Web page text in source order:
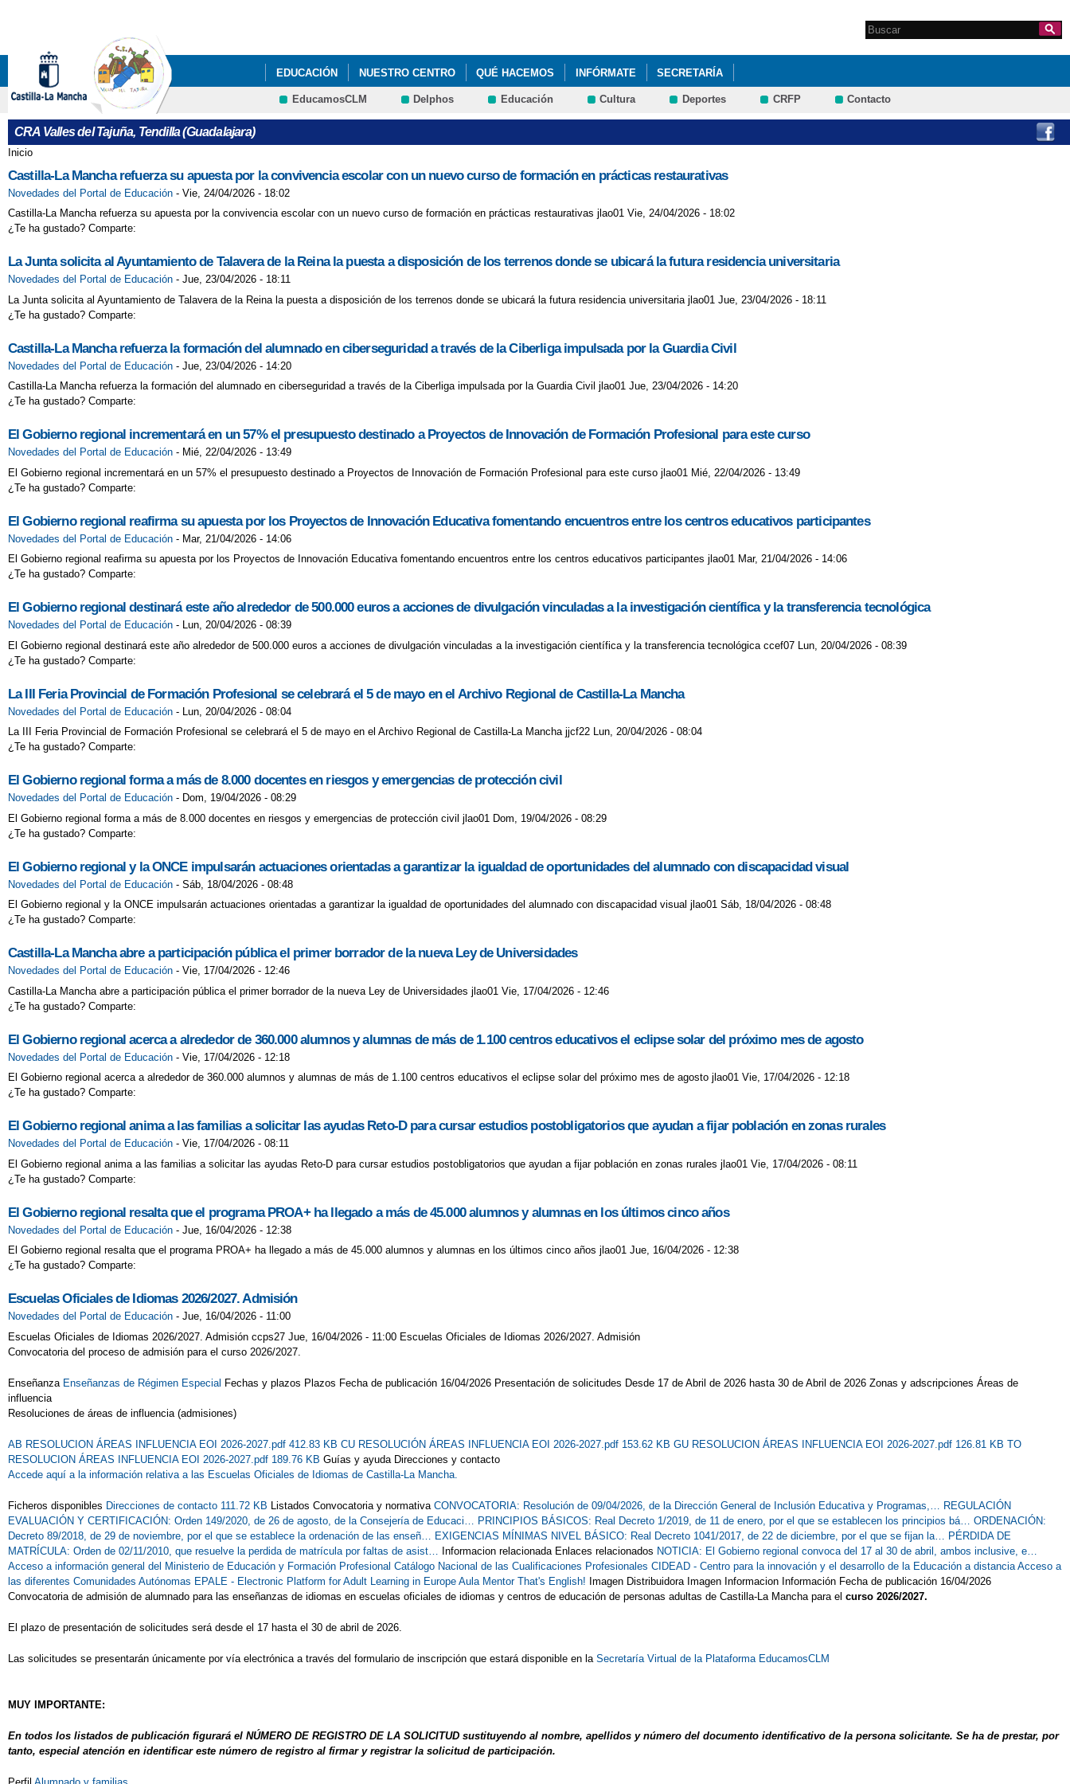
Formulario de
Search this site
EDUCACIÓN NUESTRO CENTRO QUÉ HACEMOS INFÓRMATE SECRETARÍA
EducamosCLM Delphos Educación Cultura Deportes CRFP Contacto
CRA Valles del Tajuña, Tendilla (Guadalajara)
Se encuentra usted aquí
Inicio
Castilla-La Mancha refuerza su apuesta por la convivencia escolar con un nuevo curso de formación en prácticas restaurativas
Novedades del Portal de Educación - Vie, 24/04/2026 - 18:02
Castilla-La Mancha refuerza su apuesta por la convivencia escolar con un nuevo curso de formación en prácticas restaurativas jlao01 Vie, 24/04/2026 - 18:02
¿Te ha gustado? Comparte:
La Junta solicita al Ayuntamiento de Talavera de la Reina la puesta a disposición de los terrenos donde se ubicará la futura residencia universitaria
Novedades del Portal de Educación - Jue, 23/04/2026 - 18:11
La Junta solicita al Ayuntamiento de Talavera de la Reina la puesta a disposición de los terrenos donde se ubicará la futura residencia universitaria jlao01 Jue, 23/04/2026 - 18:11
¿Te ha gustado? Comparte:
Castilla-La Mancha refuerza la formación del alumnado en ciberseguridad a través de la Ciberliga impulsada por la Guardia Civil
Novedades del Portal de Educación - Jue, 23/04/2026 - 14:20
Castilla-La Mancha refuerza la formación del alumnado en ciberseguridad a través de la Ciberliga impulsada por la Guardia Civil jlao01 Jue, 23/04/2026 - 14:20
¿Te ha gustado? Comparte:
El Gobierno regional incrementará en un 57% el presupuesto destinado a Proyectos de Innovación de Formación Profesional para este curso
Novedades del Portal de Educación - Mié, 22/04/2026 - 13:49
El Gobierno regional incrementará en un 57% el presupuesto destinado a Proyectos de Innovación de Formación Profesional para este curso jlao01 Mié, 22/04/2026 - 13:49
¿Te ha gustado? Comparte:
El Gobierno regional reafirma su apuesta por los Proyectos de Innovación Educativa fomentando encuentros entre los centros educativos participantes
Novedades del Portal de Educación - Mar, 21/04/2026 - 14:06
El Gobierno regional reafirma su apuesta por los Proyectos de Innovación Educativa fomentando encuentros entre los centros educativos participantes jlao01 Mar, 21/04/2026 - 14:06
¿Te ha gustado? Comparte:
El Gobierno regional destinará este año alrededor de 500.000 euros a acciones de divulgación vinculadas a la investigación científica y la transferencia tecnológica
Novedades del Portal de Educación - Lun, 20/04/2026 - 08:39
El Gobierno regional destinará este año alrededor de 500.000 euros a acciones de divulgación vinculadas a la investigación científica y la transferencia tecnológica ccef07 Lun, 20/04/2026 - 08:39
¿Te ha gustado? Comparte:
La III Feria Provincial de Formación Profesional se celebrará el 5 de mayo en el Archivo Regional de Castilla-La Mancha
Novedades del Portal de Educación - Lun, 20/04/2026 - 08:04
La III Feria Provincial de Formación Profesional se celebrará el 5 de mayo en el Archivo Regional de Castilla-La Mancha jjcf22 Lun, 20/04/2026 - 08:04
¿Te ha gustado? Comparte:
El Gobierno regional forma a más de 8.000 docentes en riesgos y emergencias de protección civil
Novedades del Portal de Educación - Dom, 19/04/2026 - 08:29
El Gobierno regional forma a más de 8.000 docentes en riesgos y emergencias de protección civil jlao01 Dom, 19/04/2026 - 08:29
¿Te ha gustado? Comparte:
El Gobierno regional y la ONCE impulsarán actuaciones orientadas a garantizar la igualdad de oportunidades del alumnado con discapacidad visual
Novedades del Portal de Educación - Sáb, 18/04/2026 - 08:48
El Gobierno regional y la ONCE impulsarán actuaciones orientadas a garantizar la igualdad de oportunidades del alumnado con discapacidad visual jlao01 Sáb, 18/04/2026 - 08:48
¿Te ha gustado? Comparte:
Castilla-La Mancha abre a participación pública el primer borrador de la nueva Ley de Universidades
Novedades del Portal de Educación - Vie, 17/04/2026 - 12:46
Castilla-La Mancha abre a participación pública el primer borrador de la nueva Ley de Universidades jlao01 Vie, 17/04/2026 - 12:46
¿Te ha gustado? Comparte:
El Gobierno regional acerca a alrededor de 360.000 alumnos y alumnas de más de 1.100 centros educativos el eclipse solar del próximo mes de agosto
Novedades del Portal de Educación - Vie, 17/04/2026 - 12:18
El Gobierno regional acerca a alrededor de 360.000 alumnos y alumnas de más de 1.100 centros educativos el eclipse solar del próximo mes de agosto jlao01 Vie, 17/04/2026 - 12:18
¿Te ha gustado? Comparte:
El Gobierno regional anima a las familias a solicitar las ayudas Reto-D para cursar estudios postobligatorios que ayudan a fijar población en zonas rurales
Novedades del Portal de Educación - Vie, 17/04/2026 - 08:11
El Gobierno regional anima a las familias a solicitar las ayudas Reto-D para cursar estudios postobligatorios que ayudan a fijar población en zonas rurales jlao01 Vie, 17/04/2026 - 08:11
¿Te ha gustado? Comparte:
El Gobierno regional resalta que el programa PROA+ ha llegado a más de 45.000 alumnos y alumnas en los últimos cinco años
Novedades del Portal de Educación - Jue, 16/04/2026 - 12:38
El Gobierno regional resalta que el programa PROA+ ha llegado a más de 45.000 alumnos y alumnas en los últimos cinco años jlao01 Jue, 16/04/2026 - 12:38
¿Te ha gustado? Comparte:
Escuelas Oficiales de Idiomas 2026/2027. Admisión
Novedades del Portal de Educación - Jue, 16/04/2026 - 11:00
Escuelas Oficiales de Idiomas 2026/2027. Admisión ccps27 Jue, 16/04/2026 - 11:00 Escuelas Oficiales de Idiomas 2026/2027. Admisión
Convocatoria del proceso de admisión para el curso 2026/2027.
Enseñanza Enseñanzas de Régimen Especial Fechas y plazos Plazos Fecha de publicación 16/04/2026 Presentación de solicitudes Desde 17 de Abril de 2026 hasta 30 de Abril de 2026 Zonas y adscripciones Áreas de
influencia
Resoluciones de áreas de influencia (admisiones)
AB RESOLUCION ÁREAS INFLUENCIA EOI 2026-2027.pdf 412.83 KB CU RESOLUCIÓN ÁREAS INFLUENCIA EOI 2026-2027.pdf 153.62 KB GU RESOLUCION ÁREAS INFLUENCIA EOI 2026-2027.pdf 126.81 KB TO
RESOLUCION ÁREAS INFLUENCIA EOI 2026-2027.pdf 189.76 KB Guías y ayuda Direcciones y contacto
Accede aquí a la información relativa a las Escuelas Oficiales de Idiomas de Castilla-La Mancha.
Ficheros disponibles Direcciones de contacto 111.72 KB Listados Convocatoria y normativa CONVOCATORIA: Resolución de 09/04/2026, de la Dirección General de Inclusión Educativa y Programas,…
REGULACIÓN
EVALUACIÓN Y CERTIFICACIÓN: Orden 149/2020, de 26 de agosto, de la Consejería de Educaci…
PRINCIPIOS BÁSICOS: Real Decreto 1/2019, de 11 de enero, por el que se establecen los principios bá…
ORDENACIÓN:
Decreto 89/2018, de 29 de noviembre, por el que se establece la ordenación de las enseñ…
EXIGENCIAS MÍNIMAS NIVEL BÁSICO: Real Decreto 1041/2017, de 22 de diciembre, por el que se fijan la…
PÉRDIDA DE
MATRÍCULA: Orden de 02/11/2010, que resuelve la perdida de matrícula por faltas de asist…
Informacion relacionada Enlaces relacionados NOTICIA: El Gobierno regional convoca del 17 al 30 de abril, ambos inclusive, e…
Acceso a información general del Ministerio de Educación y Formación Profesional Catálogo Nacional de las Cualificaciones Profesionales CIDEAD - Centro para la innovación y el desarrollo de la Educación a distancia Acceso a
las diferentes Comunidades Autónomas EPALE - Electronic Platform for Adult Learning in Europe Aula Mentor That's English! Imagen Distribuidora Imagen Informacion Información Fecha de publicación 16/04/2026
Convocatoria de admisión de alumnado para las enseñanzas de idiomas en escuelas oficiales de idiomas y centros de educación de personas adultas de Castilla-La Mancha para el curso 2026/2027.
El plazo de presentación de solicitudes será desde el 17 hasta el 30 de abril de 2026.
Las solicitudes se presentarán únicamente por vía electrónica a través del formulario de inscripción que estará disponible en la Secretaría Virtual de la Plataforma EducamosCLM
MUY IMPORTANTE:
En todos los listados de publicación figurará el NÚMERO DE REGISTRO DE LA SOLICITUD sustituyendo al nombre, apellidos y número del documento identificativo de la persona solicitante. Se ha de prestar, por
tanto, especial atención en identificar este número de registro al firmar y registrar la solicitud de participación.